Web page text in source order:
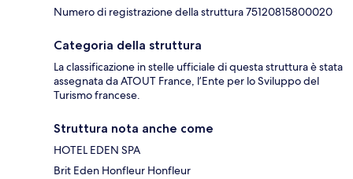
Numero di registrazione della struttura 75120815800020
Categoria della struttura
La classificazione in stelle ufficiale di questa struttura è stata
assegnata da ATOUT France, l’Ente per lo Sviluppo del
Turismo francese.
Struttura nota anche come
HOTEL EDEN SPA
Brit Eden Honfleur Honfleur